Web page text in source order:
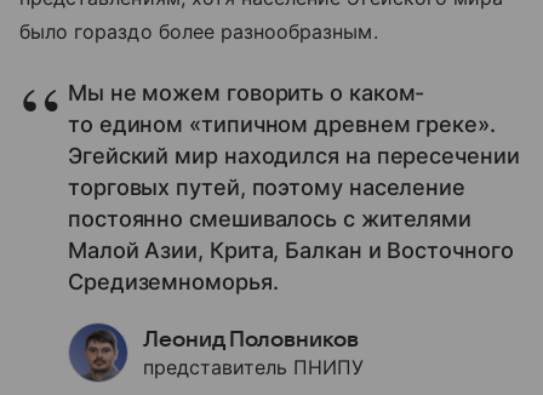
было гораздо более разнообразным.
Мы не можем говорить о каком-
то едином «типичном древнем греке».
Эгейский мир находился на пересечении
торговых путей, поэтому население
постоянно смешивалось с жителями
Малой Азии, Крита, Балкан и Восточного
Средиземноморья.
Леонид Половников
представитель ПНИПУ